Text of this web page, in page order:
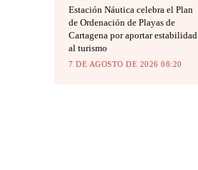
Estación Náutica celebra el Plan
de Ordenación de Playas de
Cartagena por aportar estabilidad
al turismo
7 DE AGOSTO DE 2026 08:20